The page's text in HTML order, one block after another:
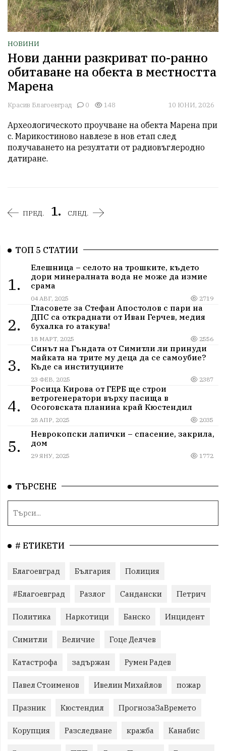
НОВИНИ
Нови данни разкриват по-ранно
обитаване на обекта в местността
Марена
Красив Благоевград 0 148 10 ЮНИ, 2026
Археологическото проучване на обекта Марена при
с. Марикостиново навлезе в нов етап след
получаването на резултати от радиовъглеродно
датиране.
ПРЕД. 1. СЛЕД.
ТОП 5 СТАТИИ
1.
Елешница – селото на трошките, където
дори минералната вода не може да измие
срама
04 АВГ, 2025 2719
2.
Гласовете за Стефан Апостолов с пари на
ДПС са откраднати от Иван Герчев, медия
бухалка го атакува!
18 МАРТ, 2025 2556
3.
Синът на Гъндата от Симитли ли принуди
майката на трите му деца да се самоубие?
Къде са институциите
23 ФЕВ, 2025 2387
4.
Росица Кирова от ГЕРБ ще строи
ветрогенератори върху пасища в
Осоговската планина край Кюстендил
28 АПР, 2025 2035
5.
Неврокопски лапички – спасение, закрила,
дом
29 ЯНУ, 2025 1772
ТЪРСЕНЕ
# ЕТИКЕТИ
Благоевград България Полиция
#Благоевград Разлог Сандански Петрич
Политика Наркотици Банско Инцидент
Симитли Величие Гоце Делчев
Катастрофа задържан Румен Радев
Павел Стоименов Ивелин Михайлов пожар
Празник Кюстендил ПрогнозаЗаВремето
Корупция Разследване кражба Канабис